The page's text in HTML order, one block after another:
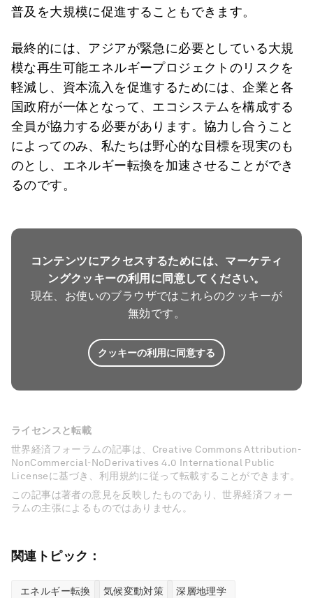
普及を大規模に促進することもできます。
最終的には、アジアが緊急に必要としている大規
模な再生可能エネルギープロジェクトのリスクを
軽減し、資本流入を促進するためには、企業と各
国政府が一体となって、エコシステムを構成する
全員が協力する必要があります。協力し合うこと
によってのみ、私たちは野心的な目標を現実のも
のとし、エネルギー転換を加速させることができ
るのです。
コンテンツにアクセスするためには、マーケティ
ングクッキーの利用に同意してください。
現在、お使いのブラウザではこれらのクッキーが
無効です。
クッキーの利用に同意する
ライセンスと転載
世界経済フォーラムの記事は、Creative Commons Attribution-
NonCommercial-NoDerivatives 4.0 International Public
Licenseに基づき、利用規約に従って転載することができます。
この記事は著者の意見を反映したものであり、世界経済フォー
ラムの主張によるものではありません。
関連トピック：
エネルギー転換 気候変動対策 深層地理学